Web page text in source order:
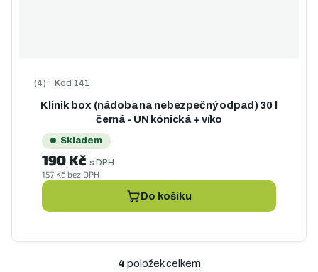
Klinik box (nádoba na nebezpečný odpad) 30 l
černá - UN kónická + víko
Průměrné hodnocení produktu je 5,0 z 5 hvězdiček.
Kód 141
Skladem
157 Kč bez DPH
190 Kč s DPH
Do košíku
4 položek celkem